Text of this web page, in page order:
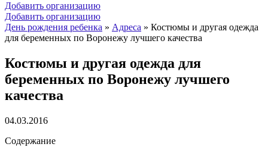
Добавить организацию
Добавить организацию
День рождения ребенка » Адреса » Костюмы и другая одежда
для беременных по Воронежу лучшего качества
Костюмы и другая одежда для
беременных по Воронежу лучшего
качества
04.03.2016
Содержание